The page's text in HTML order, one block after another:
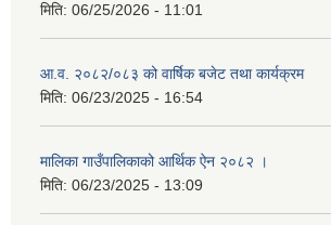
मिति: 06/25/2026 - 11:01
आ.व. २०८२/०८३ को वार्षिक बजेट तथा कार्यक्रम
मिति: 06/23/2025 - 16:54
मालिका गाउँपालिकाको आर्थिक ऐन २०८२ ।
मिति: 06/23/2025 - 13:09